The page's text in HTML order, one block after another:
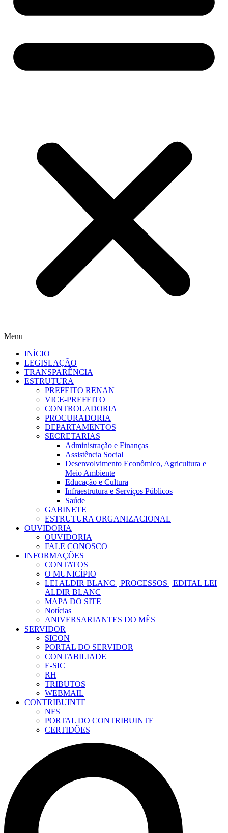
Menu
INÍCIO
LEGISLAÇÃO
TRANSPARÊNCIA
ESTRUTURA
PREFEITO RENAN
VICE-PREFEITO
CONTROLADORIA
PROCURADORIA
DEPARTAMENTOS
SECRETARIAS
Administração e Finanças
Assistência Social
Desenvolvimento Econômico, Agricultura e
Meio Ambiente
Educação e Cultura
Infraestrutura e Serviços Públicos
Saúde
GABINETE
ESTRUTURA ORGANIZACIONAL
OUVIDORIA
OUVIDORIA
FALE CONOSCO
INFORMAÇÕES
CONTATOS
O MUNICÍPIO
LEI ALDIR BLANC | PROCESSOS | EDITAL LEI
ALDIR BLANC
MAPA DO SITE
Notícias
ANIVERSARIANTES DO MÊS
SERVIDOR
SICON
PORTAL DO SERVIDOR
CONTABILIADE
E-SIC
RH
TRIBUTOS
WEBMAIL
CONTRIBUINTE
NFS
PORTAL DO CONTRIBUINTE
CERTIDÕES